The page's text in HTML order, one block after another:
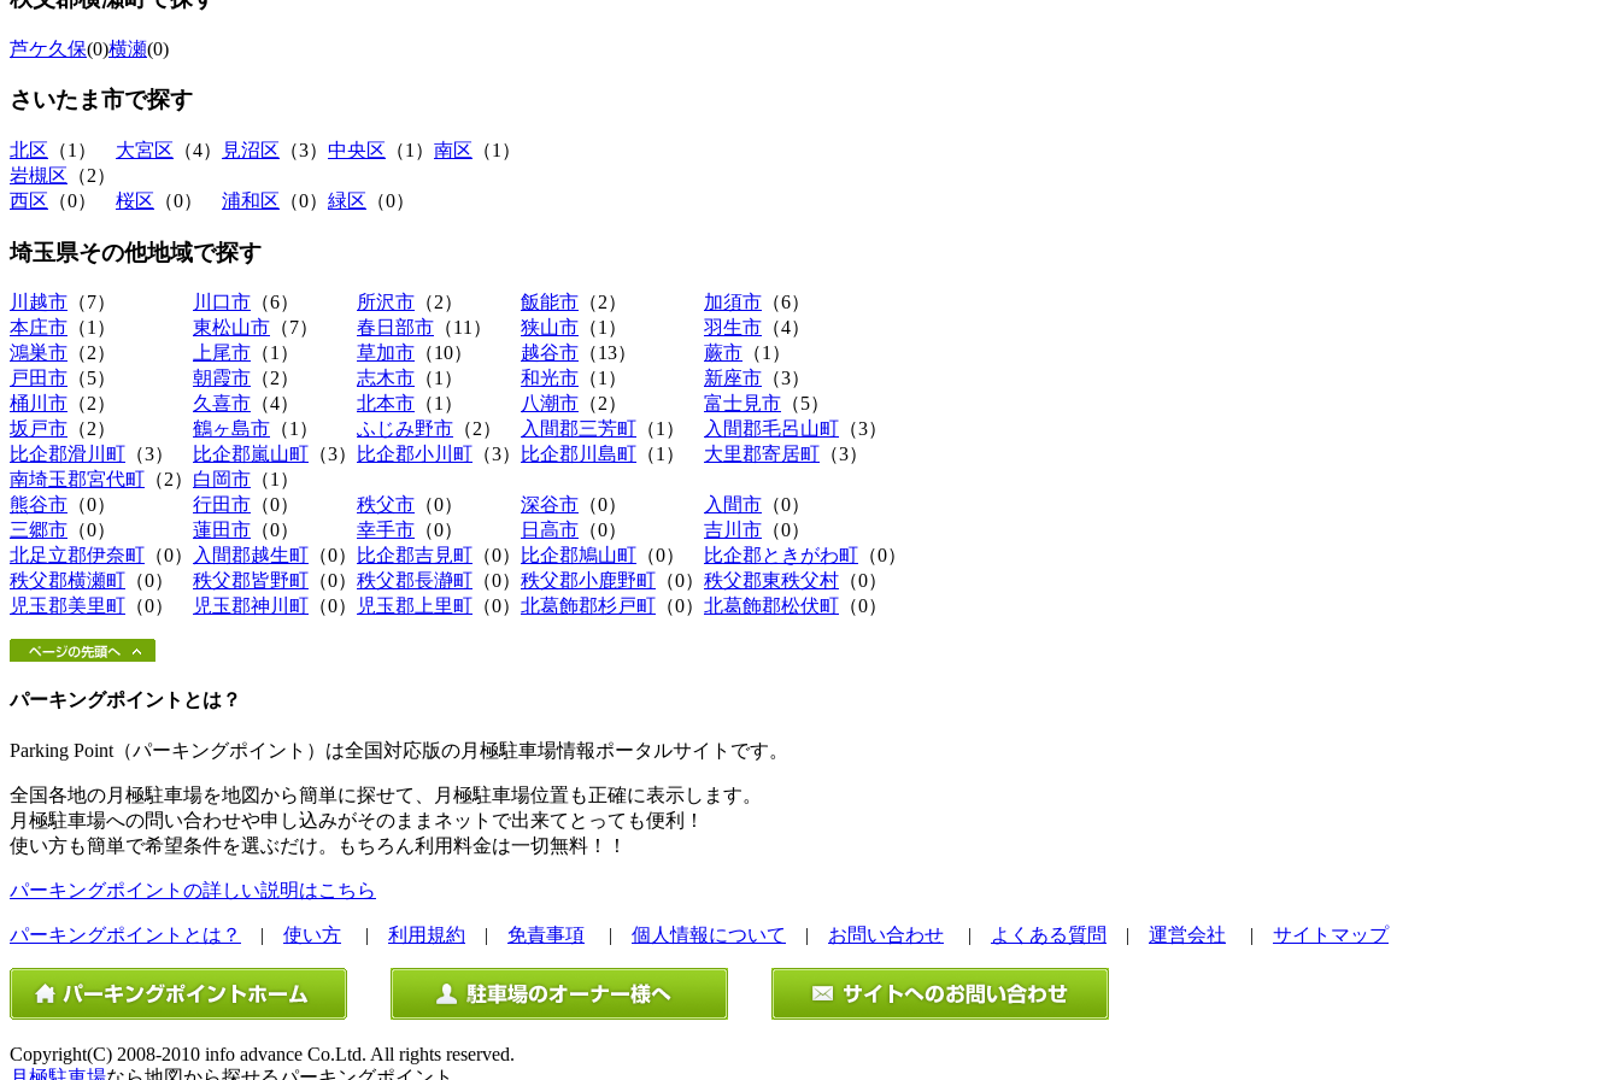
芦ケ久保(0)横瀬(0)
さいたま市で探す
北区 （1） 大宮区 （4） 見沼区 （3） 中央区 （1） 南区 （1）
岩槻区 （2）
西区 （0） 桜区 （0） 浦和区 （0） 緑区 （0）
埼玉県その他地域で探す
川越市 （7） 川口市 （6） 所沢市 （2） 飯能市 （2） 加須市 （6）
本庄市 （1） 東松山市 （7） 春日部市 （11） 狭山市 （1） 羽生市 （4）
鴻巣市 （2） 上尾市 （1） 草加市 （10） 越谷市 （13） 蕨市 （1）
戸田市 （5） 朝霞市 （2） 志木市 （1） 和光市 （1） 新座市 （3）
桶川市 （2） 久喜市 （4） 北本市 （1） 八潮市 （2） 富士見市 （5）
坂戸市 （2） 鶴ヶ島市 （1） ふじみ野市 （2） 入間郡三芳町 （1） 入間郡毛呂山町 （3）
比企郡滑川町 （3） 比企郡嵐山町 （3） 比企郡小川町 （3） 比企郡川島町 （1） 大里郡寄居町 （3）
南埼玉郡宮代町 （2） 白岡市 （1）
熊谷市 （0） 行田市 （0） 秩父市 （0） 深谷市 （0） 入間市 （0）
三郷市 （0） 蓮田市 （0） 幸手市 （0） 日高市 （0） 吉川市 （0）
北足立郡伊奈町 （0） 入間郡越生町 （0） 比企郡吉見町 （0） 比企郡鳩山町 （0） 比企郡ときがわ町 （0）
秩父郡横瀬町 （0） 秩父郡皆野町 （0） 秩父郡長瀞町 （0） 秩父郡小鹿野町 （0） 秩父郡東秩父村 （0）
児玉郡美里町 （0） 児玉郡神川町 （0） 児玉郡上里町 （0） 北葛飾郡杉戸町 （0） 北葛飾郡松伏町 （0）
パーキングポイントとは？
Parking Point（パーキングポイント）は全国対応版の月極駐車場情報ポータルサイトです。
全国各地の月極駐車場を地図から簡単に探せて、月極駐車場位置も正確に表示します。
月極駐車場への問い合わせや申し込みがそのままネットで出来てとっても便利！
使い方も簡単で希望条件を選ぶだけ。もちろん利用料金は一切無料！！
パーキングポイントの詳しい説明はこちら
パーキングポイントとは？ | 使い方 | 利用規約 | 免責事項 | 個人情報について | お問い合わせ | よくある質問 | 運営会社 | サイトマップ
Copyright(C) 2008-2010 info advance Co.Ltd. All rights reserved.